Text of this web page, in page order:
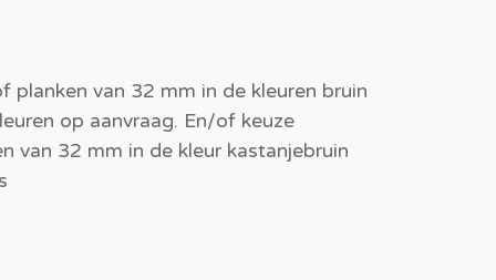
planken van 32 mm in de kleuren bruin
op aanvraag. En/of keuze
van 32 mm in de kleur kastanjebruin